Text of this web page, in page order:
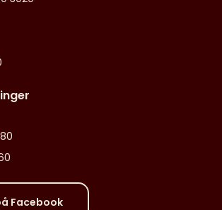
Facebook